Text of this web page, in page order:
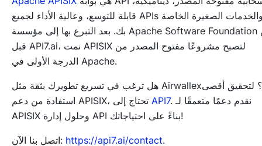
قابلة للتوسع، وعالية الأداء لجميع APIs والخدمات الصغيرة الخاصة
بك. بعد التبرع بها إلى مؤسسة Apache Software Foundation من
قبل API7.ai، نمت APISIX لتصبح مشروعًا مفتوح المصدر من
الدرجة الأولى في Apache.
هل ترغب في تسريع تطويرك بثقة مثل Airwallex؟ لتحقيق أقصى
API7. نقدم دعمًا متعمقًا لـ
APISIX وحلول إدارة API بناءً على احتياجاتك!
اتصل بنا الآن: https://api7.ai/contact.